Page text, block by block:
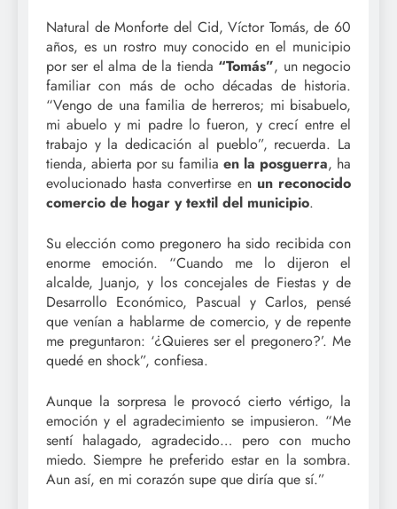
Natural de Monforte del Cid, Víctor Tomás, de 60
años, es un rostro muy conocido en el municipio
por ser el alma de la tienda “Tomás”, un negocio
familiar con más de ocho décadas de historia.
“Vengo de una familia de herreros; mi bisabuelo,
mi abuelo y mi padre lo fueron, y crecí entre el
trabajo y la dedicación al pueblo”, recuerda. La
tienda, abierta por su familia en la posguerra, ha
evolucionado hasta convertirse en un reconocido
comercio de hogar y textil del municipio.
Su elección como pregonero ha sido recibida con
enorme emoción. “Cuando me lo dijeron el
alcalde, Juanjo, y los concejales de Fiestas y de
Desarrollo Económico, Pascual y Carlos, pensé
que venían a hablarme de comercio, y de repente
me preguntaron: ‘¿Quieres ser el pregonero?’. Me
quedé en shock”, confiesa.
Aunque la sorpresa le provocó cierto vértigo, la
emoción y el agradecimiento se impusieron. “Me
sentí halagado, agradecido… pero con mucho
miedo. Siempre he preferido estar en la sombra.
Aun así, en mi corazón supe que diría que sí.”